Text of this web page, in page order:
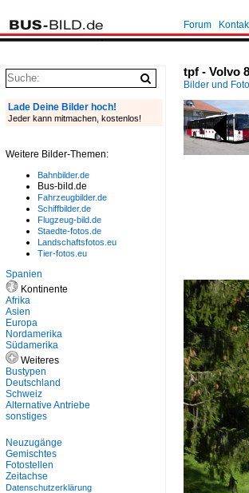
Forum
tpf - Volvo
Bilder und
Lade Deine Bilder hoch!
Jeder kann mitmachen, kostenlos!
Weitere Bilder-Themen:
Bahnbilder.de
Bus-bild.de
Fahrzeugbilder.de
Schiffbilder.de
Flugzeug-bild.de
Staedte-fotos.de
Landschaftsfotos.eu
Tier-fotos.eu
Spanien
Kontinente
Afrika
Asien
Europa
Nordamerika
Südamerika
Weiteres
Bustypen
Deutschland
Schweiz
Alternative Antriebe
sonstiges
Neuzugänge
Gemischtes
Fotostellen
Zeitachse
Datenschutzerklärung